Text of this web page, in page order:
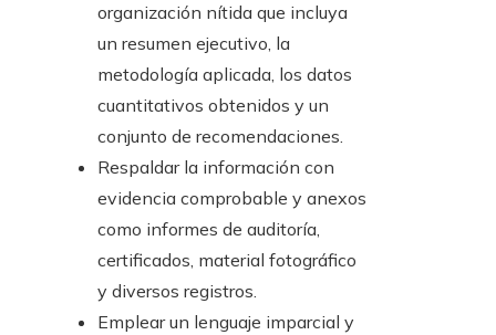
organización nítida que incluya
un resumen ejecutivo, la
metodología aplicada, los datos
cuantitativos obtenidos y un
conjunto de recomendaciones.
Respaldar la información con
evidencia comprobable y anexos
como informes de auditoría,
certificados, material fotográfico
y diversos registros.
Emplear un lenguaje imparcial y